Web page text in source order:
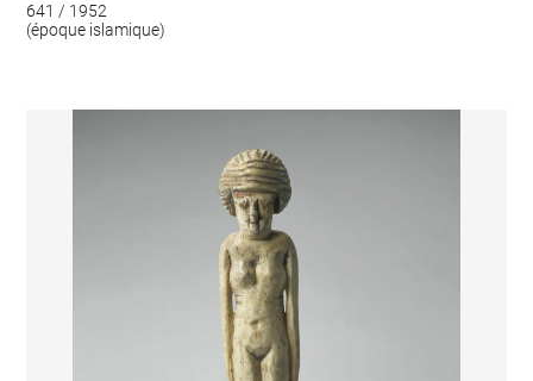
641 / 1952
(époque islamique)